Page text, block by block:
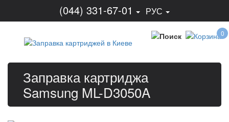
(044) 331-67-01 РУС
0
Заправка картриджа
Samsung ML-D3050A